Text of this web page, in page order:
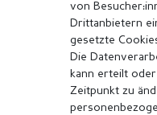
von
Drittanbietern
gesetzte
Die
kann erteilt
Zeitpunkt zu